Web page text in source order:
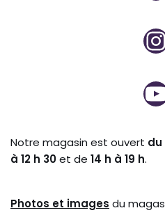
Notre magasin est ouvert
à 12 h 30et de 14 h à 19 h.
Photos et images du